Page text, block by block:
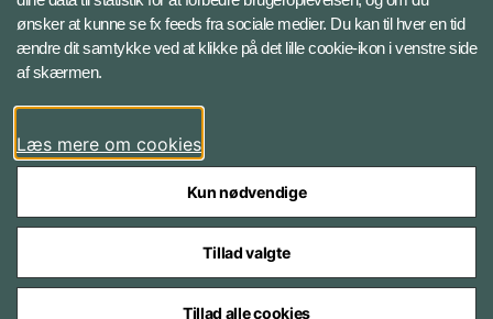
Bluesky
LinkedIn
Styrelser og myndigheder under Forsvarsministeriet
ønsker at kunne se fx feeds fra sociale medier. Du kan til hver en tid
ændre dit samtykke ved at klikke på det lille cookie-ikon i venstre side
af skærmen.
Læs mere om cookies
Kun nødvendige
Tillad valgte
Tillad alle cookies